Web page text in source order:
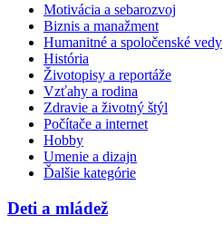
Motivácia a sebarozvoj
Biznis a manažment
Humanitné a spoločenské vedy
História
Životopisy a reportáže
Vzťahy a rodina
Zdravie a životný štýl
Počítače a internet
Hobby
Umenie a dizajn
Ďalšie kategórie
Deti a mládež